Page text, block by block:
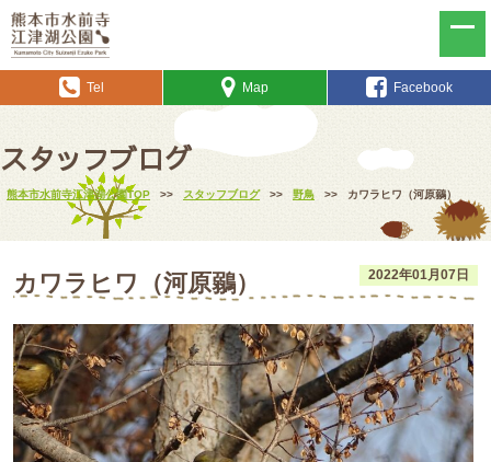
Tel Map Facebook
スタッフブログ
熊本市水前寺江津湖公園TOP >> スタッフブログ >> 野鳥 >> カワラヒワ（河原鶸）
2022年01月07日
カワラヒワ（河原鶸）